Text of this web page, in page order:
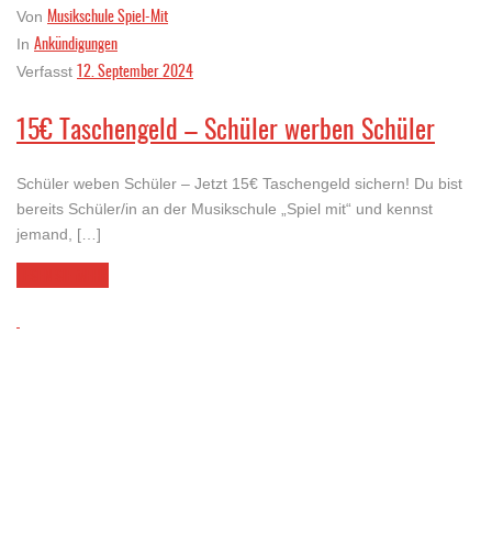
Von Musikschule Spiel-Mit
In Ankündigungen
Verfasst 12. September 2024
15€ Taschengeld – Schüler werben Schüler
Schüler weben Schüler – Jetzt 15€ Taschengeld sichern! Du bist
bereits Schüler/in an der Musikschule „Spiel mit“ und kennst
jemand, […]